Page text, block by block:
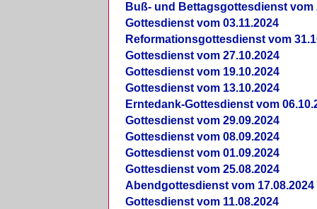
Buß- und Bettagsgottesdienst vom
Gottesdienst vom 03.11.2024
Reformationsgottesdienst vom
Gottesdienst vom 27.10.2024
Gottesdienst vom 19.10.2024
Gottesdienst vom 13.10.2024
Erntedank-Gottesdienst vom
Gottesdienst vom 29.09.2024
Gottesdienst vom 08.09.2024
Gottesdienst vom 01.09.2024
Gottesdienst vom 25.08.2024
Abendgottesdienst vom 17.08.2024
Gottesdienst vom 11.08.2024